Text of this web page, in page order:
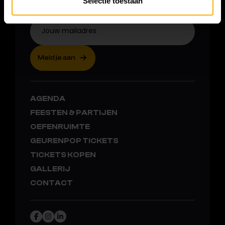
Jouw mailadres
Meld je aan
AGENDA
FEESTEN & PARTIJEN
OEFENRUIMTE
GEURENPOP TICKETS
TICKETS KOPEN
GALLERIJ
CONTACT